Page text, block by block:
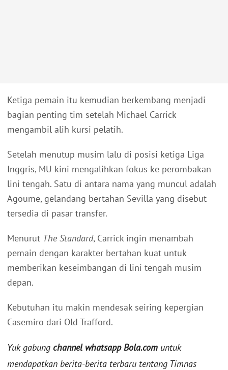
Ketiga pemain itu kemudian berkembang menjadi
bagian penting tim setelah Michael Carrick
mengambil alih kursi pelatih.
Setelah menutup musim lalu di posisi ketiga Liga
Inggris, MU kini mengalihkan fokus ke perombakan
lini tengah. Satu di antara nama yang muncul adalah
Agoume, gelandang bertahan Sevilla yang disebut
tersedia di pasar transfer.
Menurut The Standard, Carrick ingin menambah
pemain dengan karakter bertahan kuat untuk
memberikan keseimbangan di lini tengah musim
depan.
Kebutuhan itu makin mendesak seiring kepergian
Casemiro dari Old Trafford.
Yuk gabung channel whatsapp Bola.com untuk
mendapatkan berita-berita terbaru tentang Timnas